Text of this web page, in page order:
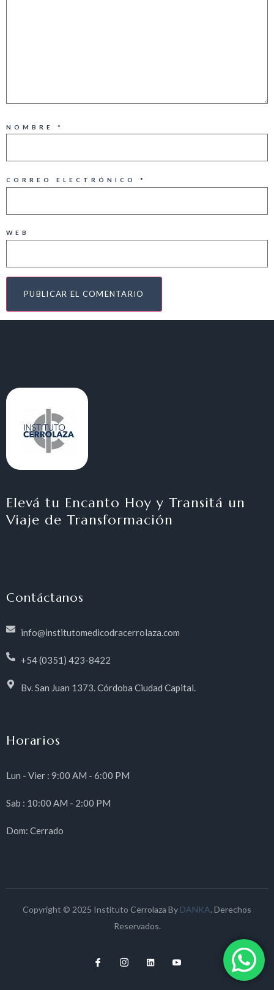
NOMBRE *
CORREO ELECTRÓNICO *
WEB
Elevá tu Encanto Hoy y Transitá un
Viaje de Transformación
Contáctanos
info@institutomedicodracerrolaza.com
+54 (0351) 423-8422
Bv. San Juan 1373. Córdoba Ciudad Capital.
Horarios
Lun - Vier : 9:00 AM - 6:00 PM
Sab : 10:00 AM - 2:00 PM
Dom: Cerrado
Copyright © 2025 Instituto Cerrolaza By DANKA. Derechos
Reservados.